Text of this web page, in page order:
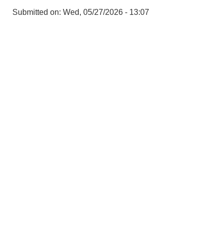
Submitted on: Wed, 05/27/2026 - 13:07